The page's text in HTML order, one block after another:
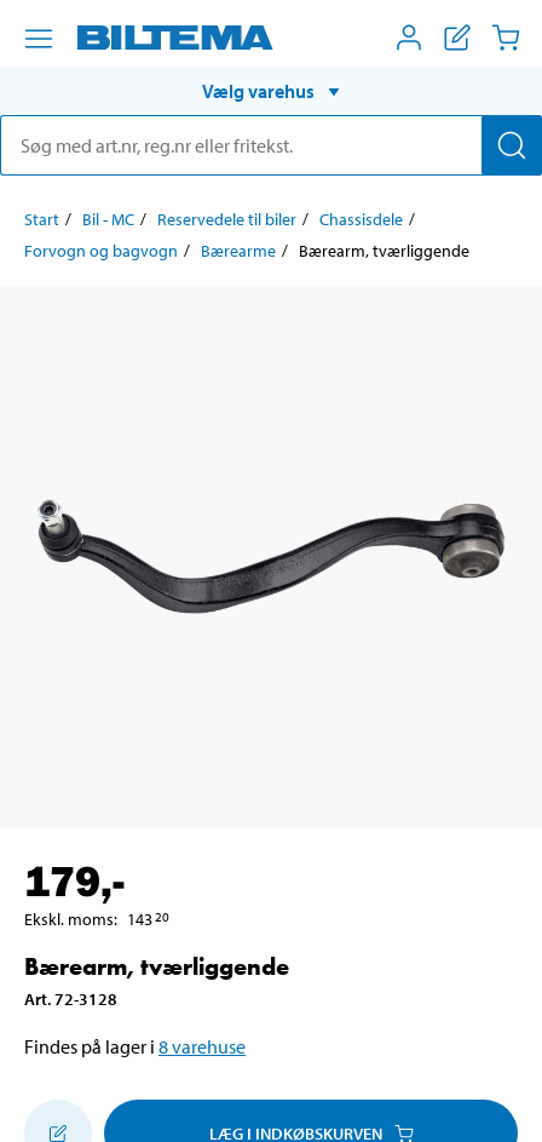
Vælg varehus
Start Bil - MC Reservedele til biler
Chassisdele
Forvogn og bagvogn
Bærearme Bærearm, tværliggende
179,-
Ekskl. moms: 14320
Bærearm, tværliggende
Art.72-3128
Findes på lager i 8varehuse
LÆG I INDKØBSKURVEN